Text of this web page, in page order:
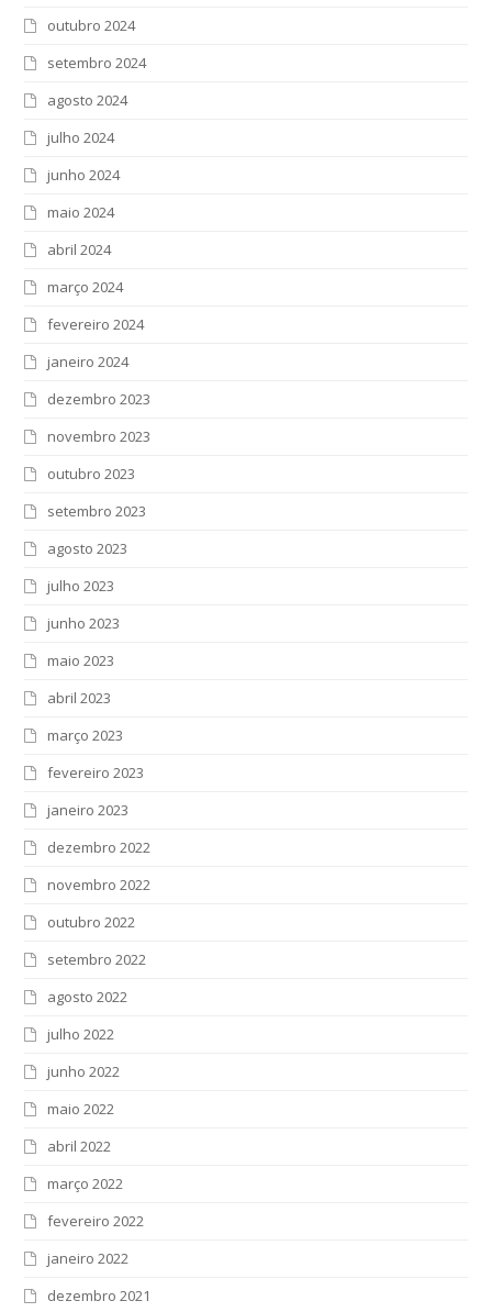
outubro 2024
setembro 2024
agosto 2024
julho 2024
junho 2024
maio 2024
abril 2024
março 2024
fevereiro 2024
janeiro 2024
dezembro 2023
novembro 2023
outubro 2023
setembro 2023
agosto 2023
julho 2023
junho 2023
maio 2023
abril 2023
março 2023
fevereiro 2023
janeiro 2023
dezembro 2022
novembro 2022
outubro 2022
setembro 2022
agosto 2022
julho 2022
junho 2022
maio 2022
abril 2022
março 2022
fevereiro 2022
janeiro 2022
dezembro 2021